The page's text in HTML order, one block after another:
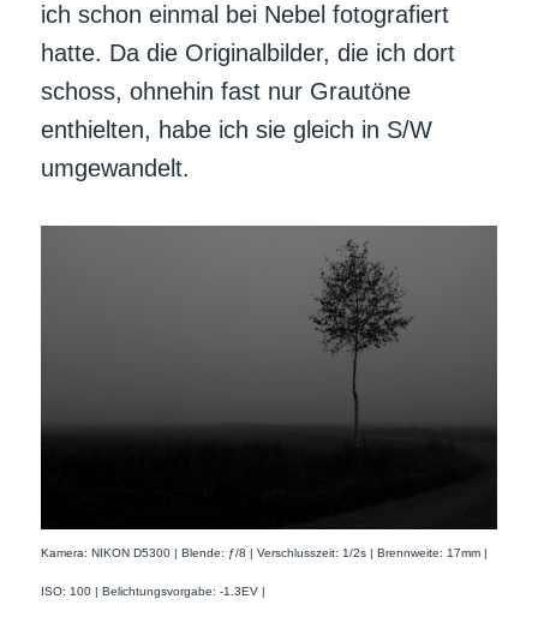
ich schon einmal bei Nebel fotografiert
hatte. Da die Originalbilder, die ich dort
schoss, ohnehin fast nur Grautöne
enthielten, habe ich sie gleich in S/W
umgewandelt.
Kamera: NIKON D5300 | Blende: ƒ/8 | Verschlusszeit: 1/2s | Brennweite: 17mm |
ISO: 100 | Belichtungsvorgabe: -1.3EV |